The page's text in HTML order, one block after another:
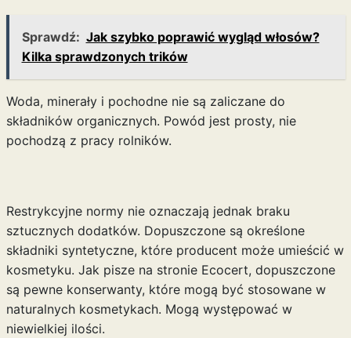
Sprawdź: Jak szybko poprawić wygląd włosów?
Kilka sprawdzonych trików
Woda, minerały i pochodne nie są zaliczane do
składników organicznych. Powód jest prosty, nie
pochodzą z pracy rolników.
Restrykcyjne normy nie oznaczają jednak braku
sztucznych dodatków. Dopuszczone są określone
składniki syntetyczne, które producent może umieścić w
kosmetyku. Jak pisze na stronie Ecocert, dopuszczone
są pewne konserwanty, które mogą być stosowane w
naturalnych kosmetykach. Mogą występować w
niewielkiej ilości.